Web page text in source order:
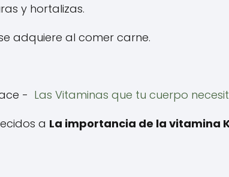
y hortalizas.
adquiere al comer carne.
- Las Vitaminas que tu cuerpo
a La importancia de la vitamina